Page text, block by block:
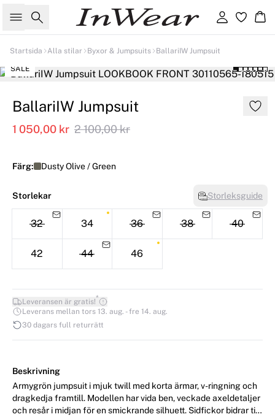
Sök Logga in
Startsida Alla stilar Byxor & Jumpsuits BallariIW Jumpsuit
SALE
BallariIW Jumpsuit
1 050,00 kr 2 100,00 kr
Färg: Dusty Olive / Green
Storlekar Storleksguide
32 34 36 38 40
42 44 46
Leveransen är gratis!*
Leverans mellan tors 13. aug. - fre 14. aug.
30 dagars full returrätt
Beskrivning
Armygrön jumpsuit i mjuk twill med korta ärmar, v-ringning och
dragkedja framtill. Modellen har vida ben, veckade axeldetaljer
och resår i midjan för en smickrande silhuett. Sidfickor bidrar till